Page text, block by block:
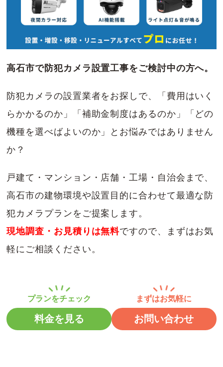
高石市で防犯カメラ設置工事をご検討中の方へ。
防犯カメラの設置業者をお探しで、「費用はいく
らかかるのか」「補助金制度はあるのか」「どの
機種を選べばよいのか」とお悩みではありません
か？
戸建て・マンション・店舗・工場・自治会まで、
高石市の建物環境や設置目的に合わせて最適な防
犯カメラプランをご提案します。
現地調査・お見積りは無料ですので、まずはお気
軽にご相談ください。
料金を見る お問い合わせ